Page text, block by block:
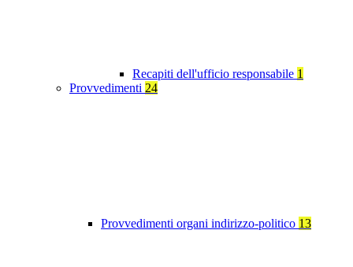
Recapiti dell'ufficio responsabile 1
Provvedimenti 24
Provvedimenti organi indirizzo-politico 13